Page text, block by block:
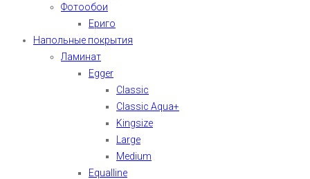
Фотообои
Ериго
Напольные покрытия
Ламинат
Egger
Classic
Classic Aqua+
Kingsize
Large
Medium
Equalline